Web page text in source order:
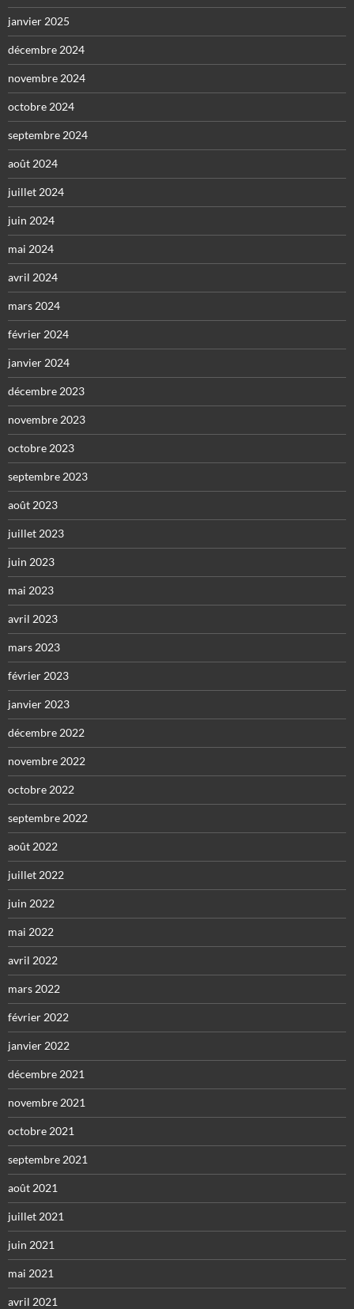
janvier 2025
décembre 2024
novembre 2024
octobre 2024
septembre 2024
août 2024
juillet 2024
juin 2024
mai 2024
avril 2024
mars 2024
février 2024
janvier 2024
décembre 2023
novembre 2023
octobre 2023
septembre 2023
août 2023
juillet 2023
juin 2023
mai 2023
avril 2023
mars 2023
février 2023
janvier 2023
décembre 2022
novembre 2022
octobre 2022
septembre 2022
août 2022
juillet 2022
juin 2022
mai 2022
avril 2022
mars 2022
février 2022
janvier 2022
décembre 2021
novembre 2021
octobre 2021
septembre 2021
août 2021
juillet 2021
juin 2021
mai 2021
avril 2021